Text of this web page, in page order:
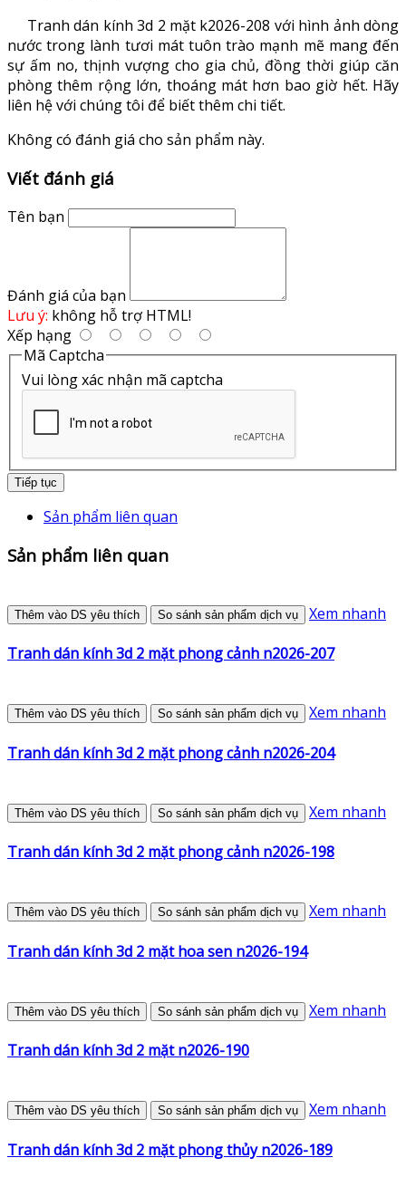
Tranh dán kính 3d 2 mặt k2026-208 với hình ảnh dòng
nước trong lành tươi mát tuôn trào mạnh mẽ mang đến
sự ấm no, thịnh vượng cho gia chủ, đồng thời giúp căn
phòng thêm rộng lớn, thoáng mát hơn bao giờ hết. Hãy
liên hệ với chúng tôi để biết thêm chi tiết.
Không có đánh giá cho sản phẩm này.
Viết đánh giá
Tên bạn
Đánh giá của bạn
Lưu ý: không hỗ trợ HTML!
Xếp hạng
Mã Captcha
Vui lòng xác nhận mã captcha
Tiếp tục
Sản phẩm liên quan
Sản phẩm liên quan
Thêm vào DS yêu thích So sánh sản phẩm dịch vụ Xem nhanh
Tranh dán kính 3d 2 mặt phong cảnh n2026-207
Thêm vào DS yêu thích So sánh sản phẩm dịch vụ Xem nhanh
Tranh dán kính 3d 2 mặt phong cảnh n2026-204
Thêm vào DS yêu thích So sánh sản phẩm dịch vụ Xem nhanh
Tranh dán kính 3d 2 mặt phong cảnh n2026-198
Thêm vào DS yêu thích So sánh sản phẩm dịch vụ Xem nhanh
Tranh dán kính 3d 2 mặt hoa sen n2026-194
Thêm vào DS yêu thích So sánh sản phẩm dịch vụ Xem nhanh
Tranh dán kính 3d 2 mặt n2026-190
Thêm vào DS yêu thích So sánh sản phẩm dịch vụ Xem nhanh
Tranh dán kính 3d 2 mặt phong thủy n2026-189